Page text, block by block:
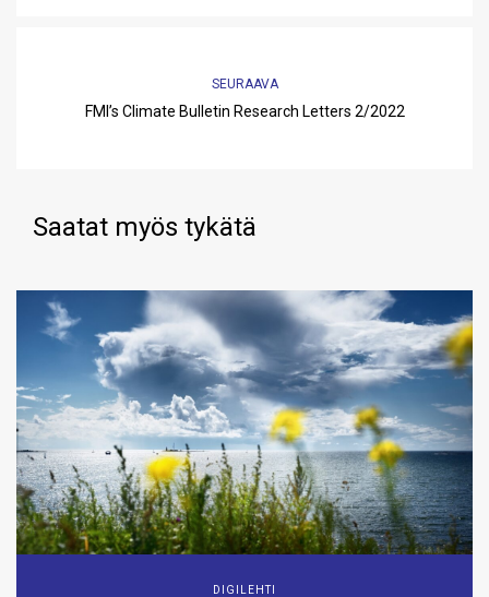
SEURAAVA
FMI’s Climate Bulletin Research Letters 2/2022
Saatat myös tykätä
DIGILEHTI